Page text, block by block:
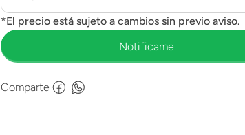
Comparte